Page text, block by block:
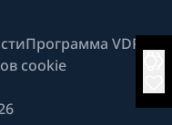
Программа VDP
cookie